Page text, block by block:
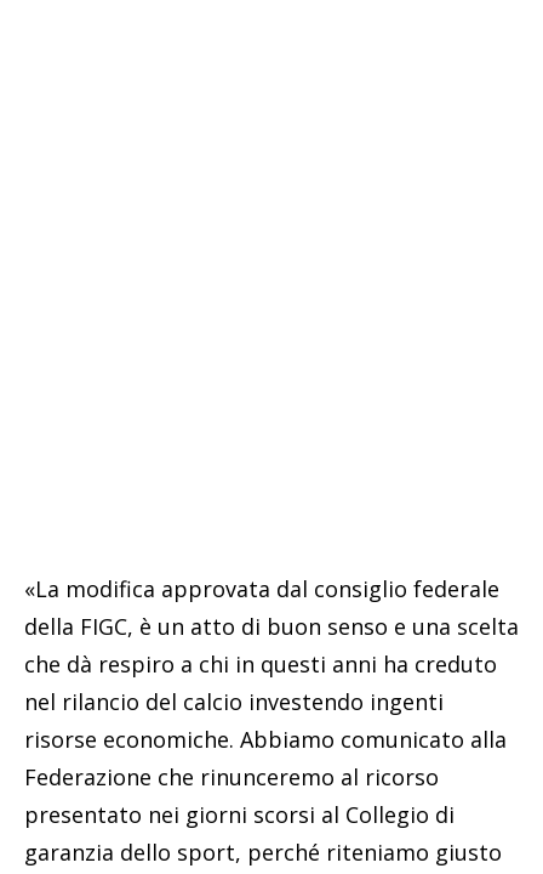
«La modifica approvata dal consiglio federale
della FIGC, è un atto di buon senso e una scelta
che dà respiro a chi in questi anni ha creduto
nel rilancio del calcio investendo ingenti
risorse economiche. Abbiamo comunicato alla
Federazione che rinunceremo al ricorso
presentato nei giorni scorsi al Collegio di
garanzia dello sport, perché riteniamo giusto